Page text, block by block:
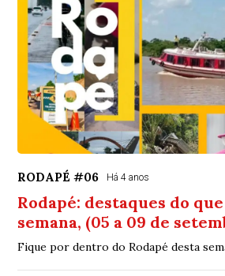
RODAPÉ #06 Há 4 anos
Rodapé: destaques do
semana, (05 a 09 de
Fique por dentro do Rodapé desta